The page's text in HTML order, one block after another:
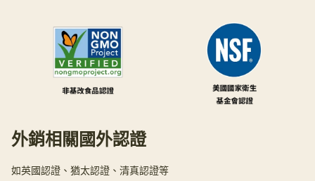
外銷相關國外認證
如英國認證、猶太認證、清真認證等